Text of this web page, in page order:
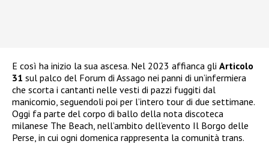
E così ha inizio la sua ascesa. Nel 2023 affianca gli Articolo
31 sul palco del Forum di Assago nei panni di un’infermiera
che scorta i cantanti nelle vesti di pazzi fuggiti dal
manicomio, seguendoli poi per l’intero tour di due settimane.
Oggi fa parte del corpo di ballo della nota discoteca
milanese The Beach, nell’ambito dell’evento Il Borgo delle
Perse, in cui ogni domenica rappresenta la comunità trans.